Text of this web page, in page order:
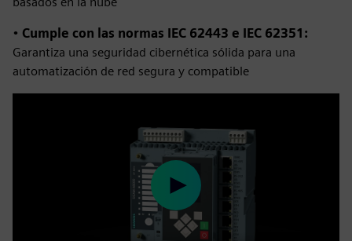
• Cumple con las normas IEC 62443 e IEC 62351:
Garantiza una seguridad cibernética sólida para una
automatización de red segura y compatible
Play